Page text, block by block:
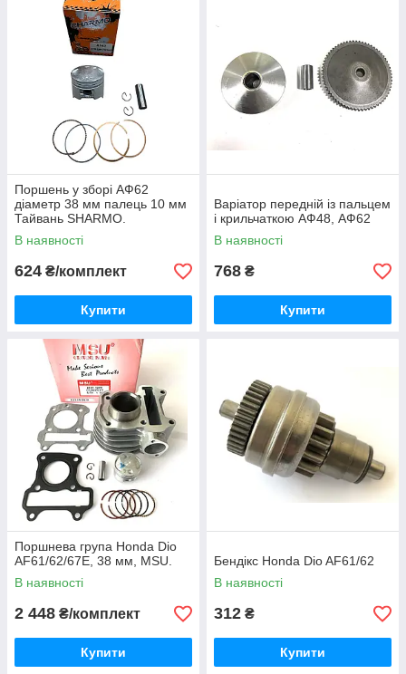
Поршень у зборі АФ62
діаметр 38 мм палець 10 мм
Тайвань SHARMO.
В наявності
624 ₴/комплект
Купити
Варіатор передній із пальцем
і крильчаткою АФ48, АФ62
В наявності
768 ₴
Купити
Поршнева група Honda Dio
AF61/62/67E, 38 мм, MSU.
В наявності
2 448 ₴/комплект
Купити
Бендікс Honda Dio AF61/62
В наявності
312 ₴
Купити